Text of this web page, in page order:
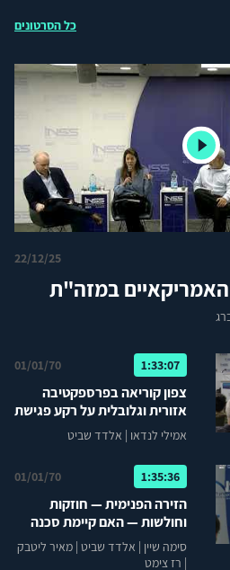
כל הסרטונים
22/12/25
במזה"ת
1:33:07
01/01/70
צפון קוריאה בפרספקטיבה
אזורית וגלובלית על רקע פגישת
טראמפ-קים
אמילי לנדאו | אלדד שביט
1:35:36
01/01/70
הזירה הפנימית — חוזקות
וחולשות — האם קיימת סכנה
ליציבות המשטר?
סימה שיין | אלדד שביט | מאיר ליטבק
| רז צימט